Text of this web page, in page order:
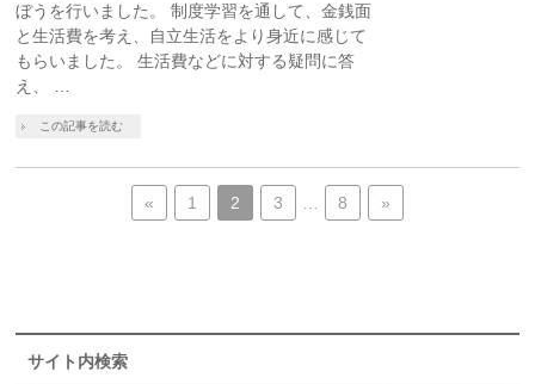
ぼうを行いました。 制度学習を通して、金銭面
と生活費を考え、自立生活をより身近に感じて
もらいました。 生活費などに対する疑問に答
え、 …
この記事を読む
« 1 2 3 8 »
サイト内検索